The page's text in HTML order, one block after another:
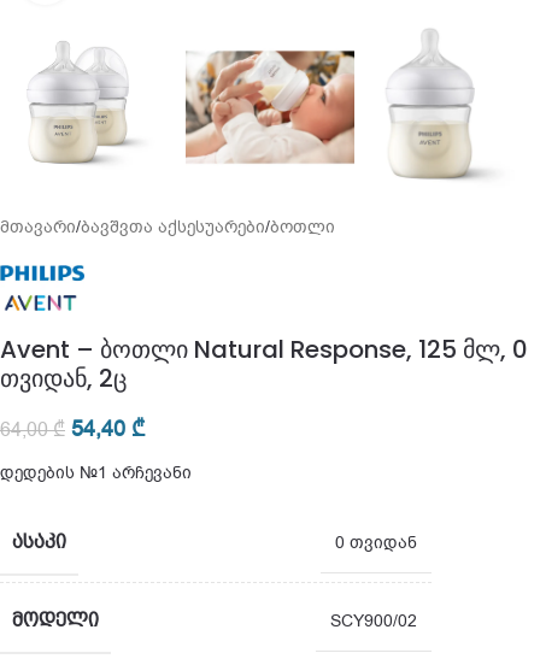
მთავარი/ბავშვთა აქსესუარები/ბოთლი
Avent – ბოთლი Natural Response, 125 მლ, 0
თვიდან, 2ც
64,00₾ 54,40 ₾
დედების №1 არჩევანი
ᲐᲡᲐᲙᲘ 0 თვიდან
ᲛᲝᲓᲔᲚᲘ SCY900/02